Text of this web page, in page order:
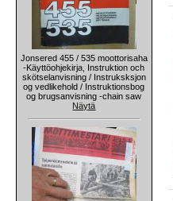
Jonsered 455 / 535 moottorisaha
-Käyttöohjekirja, Instruktion och
skötselanvisning / Instruksksjon
og vedlikehold / Instruktionsbog
og brugsanvisning -chain saw
Näytä